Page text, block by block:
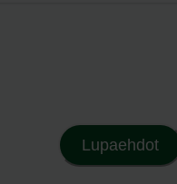
Lupaehdot